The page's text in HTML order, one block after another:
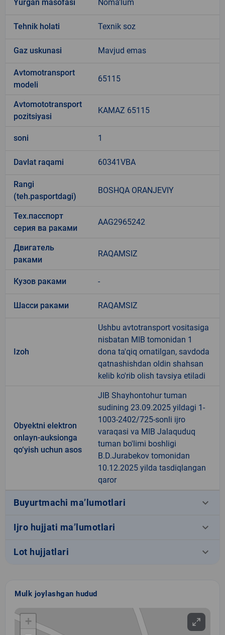
Yurgan masofasi Noma'lum
Tehnik holati Texnik soz
Gaz uskunasi Mavjud emas
Avtomotransport
modeli
65115
Avtomototransport
pozitsiyasi
KAMAZ 65115
soni 1
Davlat raqami 60341VBA
Rangi
(teh.pasportdagi)
BOSHQA ORANJEVIY
Тех.пасспорт
серия ва раками
AAG2965242
Двигатель
раками
RAQAMSIZ
Кузов раками -
Шасси раками RAQAMSIZ
Izoh
Ushbu avtotransport vositasiga
nisbatan MIB tomonidan 1
dona ta'qiq ornatilgan, savdoda
qatnashishdan oldin shahsan
kelib ko'rib olish tavsiya etiladi
Obyektni elektron
onlayn-auksionga
qo‘yish uchun asos
JIB Shayhontohur tuman
sudining 23.09.2025 yildagi 1-
1003-2402/725-sonli ijro
varaqasi va MIB Jalaquduq
tuman bo'limi boshligi
B.D.Jurabekov tomonidan
10.12.2025 yilda tasdiqlangan
qaror
Buyurtmachi ma’lumotlari keyboard_arrow_down
Ijro hujjati ma’lumotlari keyboard_arrow_down
Lot hujjatlari keyboard_arrow_down
Mulk joylashgan hudud
+